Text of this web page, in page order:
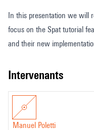
In this presentation we will
focus on the Spat tutorial
and their new
for future developments of
intervenants
Manuel Poletti